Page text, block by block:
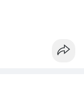
kiếm Việt Nam
dẫn.
5*" (từ bài
và SKR token